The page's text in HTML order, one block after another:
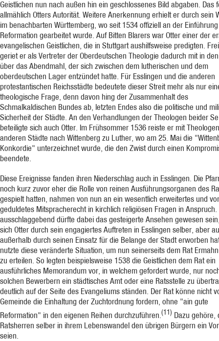
Geistlichen nun nach außen hin ein geschlossenes Bild abgaben. Das
allmählich Otters Autorität. Weitere Anerkennung erhielt er durch sein
im benachbarten Württemberg, wo seit 1534 offiziell an der
Reformation gearbeitet wurde. Auf Bitten Blarers war Otter einer der
evangelischen Geistlichen, die in Stuttgart aushilfsweise predigten.
geriet er als Vertreter der Oberdeutschen Theologie dadurch mit in
über das Abendmahl, der sich zwischen dem lutherischen und dem
oberdeutschen Lager entzündet hatte. Für Esslingen und die anderen
protestantischen Reichsstädte bedeutete dieser Streit mehr als nur
theologische Frage, denn davon hing der Zusammenhalt des
Schmalkaldischen Bundes ab, letzten Endes also die politische und
Sicherheit der Städte. An den Verhandlungen der Theologen beider
beteiligte sich auch Otter. Im Frühsommer 1536 reiste er mit
anderen Städte nach Wittenberg zu Luther, wo am 25. Mai die
Konkordie" unterzeichnet wurde, die den Zwist durch einen
beendete.
Diese Ereignisse fanden ihren Niederschlag auch in Esslingen. Die
noch kurz zuvor eher die Rolle von reinen Ausführungsorganen des
gespielt hatten, nahmen von nun an ein wesentlich erweitertes und
geduldetes Mitspracherecht in kirchlich religiösen Fragen in Anspruch.
ausschlaggebend dürfte dabei das gesteigerte Ansehen gewesen
sich Otter durch sein engagiertes Auftreten in Esslingen selber, aber
außerhalb durch seinen Einsatz für die Belange der Stadt erworben
nutzte diese veränderte Situation, um nun seinerseits dem Rat
zu erteilen. So legten beispielsweise 1538 die Geistlichen dem Rat ein
ausführliches Memorandum vor, in welchem gefordert wurde, nur
solchen Bewerbern ein städtisches Amt oder eine Ratsstelle zu
deutlich auf der Seite des Evangeliums ständen. Der Rat könne nicht
Gemeinde die Einhaltung der Zuchtordnung fordern, ohne "ain gute
Reformation" in den eigenen Reihen durchzuführen. (11) Dazu gehöre,
Ratsherren selber in ihrem Lebenswandel den übrigen Bürgern ein
seien.